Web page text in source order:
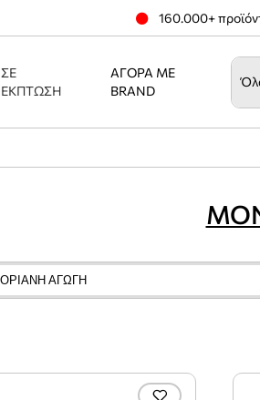
160.000+
ΣΕ
ΈΚΠΤΩΣΗ
ΑΓΟΡΆ ΜΕ
BRAND
ΑΓΩΓΗ